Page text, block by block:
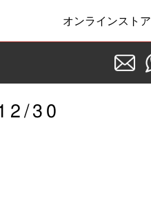
オンラインストア
30